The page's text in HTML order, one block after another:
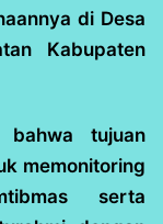
di Desa
Kabupaten
bahwa tujuan
memonitoring
serta